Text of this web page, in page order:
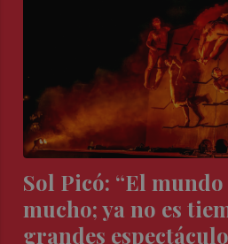
Sol Picó: “El
mucho; ya no es
grandes